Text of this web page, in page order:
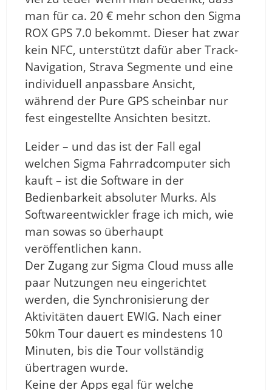
man für ca. 20 € mehr schon den Sigma
ROX GPS 7.0 bekommt. Dieser hat zwar
kein NFC, unterstützt dafür aber Track-
Navigation, Strava Segmente und eine
individuell anpassbare Ansicht,
während der Pure GPS scheinbar nur
fest eingestellte Ansichten besitzt.
Leider – und das ist der Fall egal
welchen Sigma Fahrradcomputer sich
kauft – ist die Software in der
Bedienbarkeit absoluter Murks. Als
Softwareentwickler frage ich mich, wie
man sowas so überhaupt
veröffentlichen kann.
Der Zugang zur Sigma Cloud muss alle
paar Nutzungen neu eingerichtet
werden, die Synchronisierung der
Aktivitäten dauert EWIG. Nach einer
50km Tour dauert es mindestens 10
Minuten, bis die Tour vollständig
übertragen wurde.
Keine der Apps egal für welche